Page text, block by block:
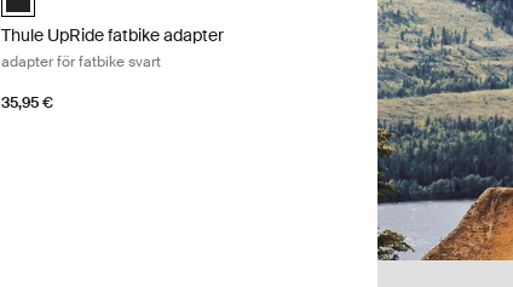
Thule UpRide fatbike adapter
adapter för fatbike svart
35,95 €